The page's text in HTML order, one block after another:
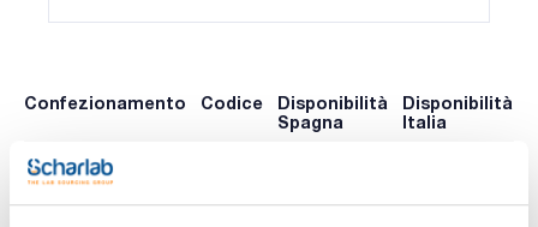
Confezionamento Codice
Disponibilità
Spagna
Disponibilità
Italia
x u.